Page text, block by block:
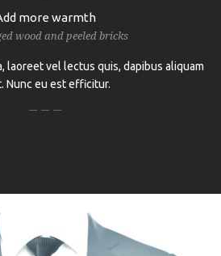
more warmth
wood and peeled bricks
laoreet vel lectus quis, dapibus aliquam
Nunc eu est efficitur.